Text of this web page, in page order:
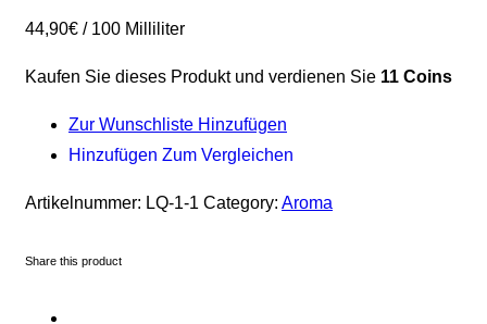
44,90€ / 100 Milliliter
Kaufen Sie dieses Produkt und verdienen Sie 11 Coins
Zur Wunschliste Hinzufügen
Hinzufügen Zum Vergleichen
Artikelnummer: LQ-1-1 Category: Aroma
Share this product